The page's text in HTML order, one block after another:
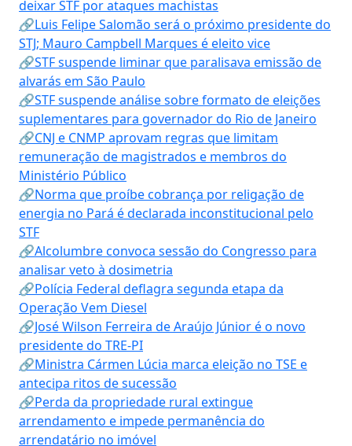
deixar STF por ataques machistas
🔗Luis Felipe Salomão será o próximo presidente do
STJ; Mauro Campbell Marques é eleito vice
🔗STF suspende liminar que paralisava emissão de
alvarás em São Paulo
🔗STF suspende análise sobre formato de eleições
suplementares para governador do Rio de Janeiro
🔗CNJ e CNMP aprovam regras que limitam
remuneração de magistrados e membros do
Ministério Público
🔗Norma que proíbe cobrança por religação de
energia no Pará é declarada inconstitucional pelo
STF
🔗Alcolumbre convoca sessão do Congresso para
analisar veto à dosimetria
🔗Polícia Federal deflagra segunda etapa da
Operação Vem Diesel
🔗José Wilson Ferreira de Araújo Júnior é o novo
presidente do TRE-PI
🔗Ministra Cármen Lúcia marca eleição no TSE e
antecipa ritos de sucessão
🔗Perda da propriedade rural extingue
arrendamento e impede permanência do
arrendatário no imóvel